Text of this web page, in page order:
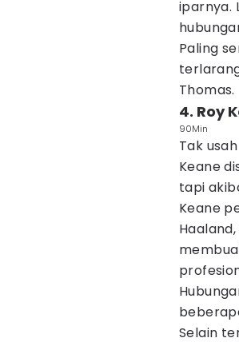
iparnya.
Paling
Thomas.
4. Roy
90Min
Tak
Keane
tapi
Keane
Selain